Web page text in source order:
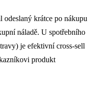
odeslaný krátce po nákupu
náladě. U spotřebního
je efektivní cross-sell
produkt